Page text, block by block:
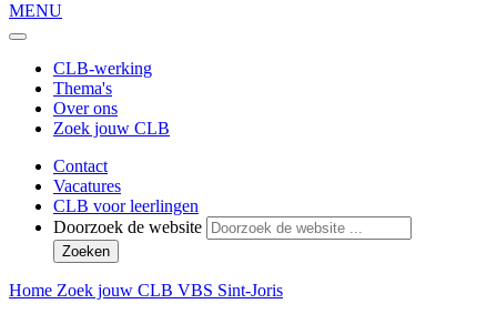
MENU
CLB-werking
Thema's
Over ons
Zoek jouw CLB
Contact
Vacatures
CLB voor leerlingen
Doorzoek de website
Zoeken
Home Zoek jouw CLB VBS Sint-Joris